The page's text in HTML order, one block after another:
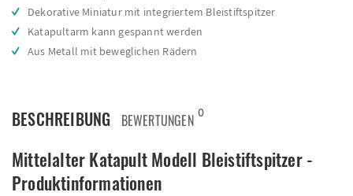
Dekorative Miniatur mit integriertem Bleistiftspitzer
Katapultarm kann gespannt werden
Aus Metall mit beweglichen Rädern
BESCHREIBUNG BEWERTUNGEN 0
Mittelalter Katapult Modell Bleistiftspitzer -
Produktinformationen